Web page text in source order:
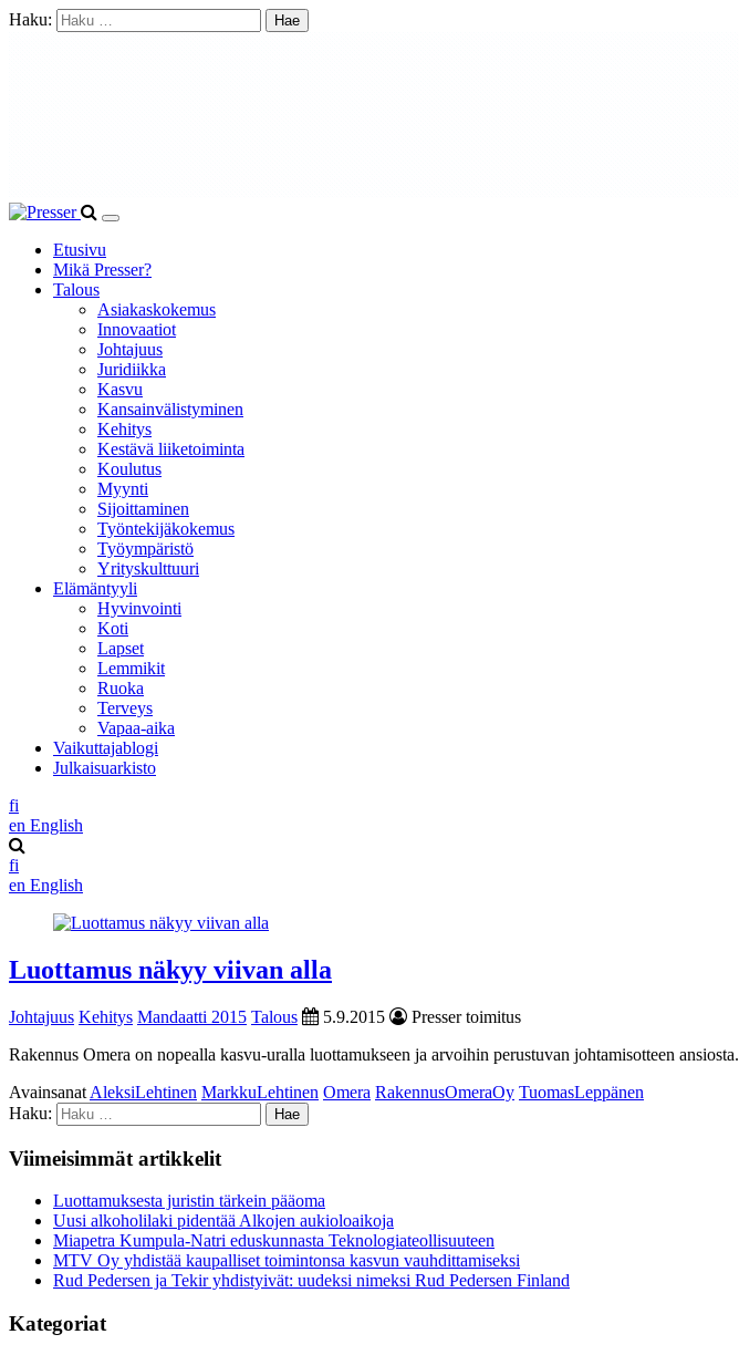
Haku:
Etusivu
Mikä Presser?
Talous
Asiakaskokemus
Innovaatiot
Johtajuus
Juridiikka
Kasvu
Kansainvälistyminen
Kehitys
Kestävä liiketoiminta
Koulutus
Myynti
Sijoittaminen
Työntekijäkokemus
Työympäristö
Yrityskulttuuri
Elämäntyyli
Hyvinvointi
Koti
Lapset
Lemmikit
Ruoka
Terveys
Vapaa-aika
Vaikuttajablogi
Julkaisuarkisto
fi
en English
fi
en English
Luottamus näkyy viivan alla
Johtajuus Kehitys Mandaatti 2015 Talous 5.9.2015
Presser toimitus
Rakennus Omera on nopealla kasvu-uralla luottamukseen ja arvoihin perustuvan johtamisotteen ansiosta.
Avainsanat AleksiLehtinen MarkkuLehtinen Omera RakennusOmeraOy TuomasLeppänen
Haku:
Viimeisimmät artikkelit
Luottamuksesta juristin tärkein pääoma
Uusi alkoholilaki pidentää Alkojen aukioloaikoja
Miapetra Kumpula-Natri eduskunnasta Teknologiateollisuuteen
MTV Oy yhdistää kaupalliset toimintonsa kasvun vauhdittamiseksi
Rud Pedersen ja Tekir yhdistyivät: uudeksi nimeksi Rud Pedersen Finland
Kategoriat